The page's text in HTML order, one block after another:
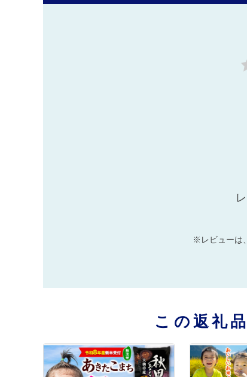
※レビューは
この返礼